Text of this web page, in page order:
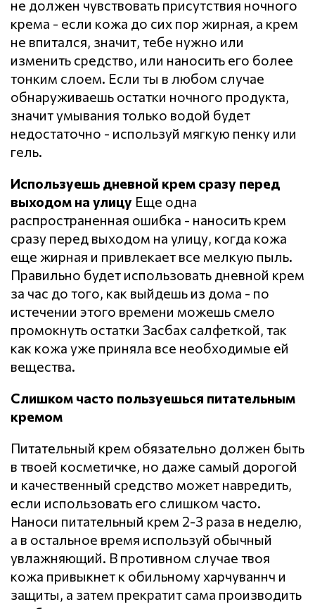
не должен чувствовать присутствия ночного
крема - если кожа до сих пор жирная, а крем
не впитался, значит, тебе нужно или
изменить средство, или наносить его более
тонким слоем. Если ты в любом случае
обнаруживаешь остатки ночного продукта,
значит умывания только водой будет
недостаточно - используй мягкую пенку или
гель.
Используешь дневной крем сразу перед
выходом на улицу Еще одна
распространенная ошибка - наносить крем
сразу перед выходом на улицу, когда кожа
еще жирная и привлекает все мелкую пыль.
Правильно будет использовать дневной крем
за час до того, как выйдешь из дома - по
истечении этого времени можешь смело
промокнуть остатки Засбах салфеткой, так
как кожа уже приняла все необходимые ей
вещества.
Слишком часто пользуешься питательным
кремом
Питательный крем обязательно должен быть
в твоей косметичке, но даже самый дорогой
и качественный средство может навредить,
если использовать его слишком часто.
Наноси питательный крем 2-3 раза в неделю,
а в остальное время используй обычный
увлажняющий. В противном случае твоя
кожа привыкнет к обильному харчуваннч и
защиты, а затем прекратит сама производить